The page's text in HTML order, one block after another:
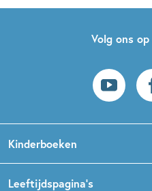
Volg ons
Kinderboeken
Leeftijdspagina’s